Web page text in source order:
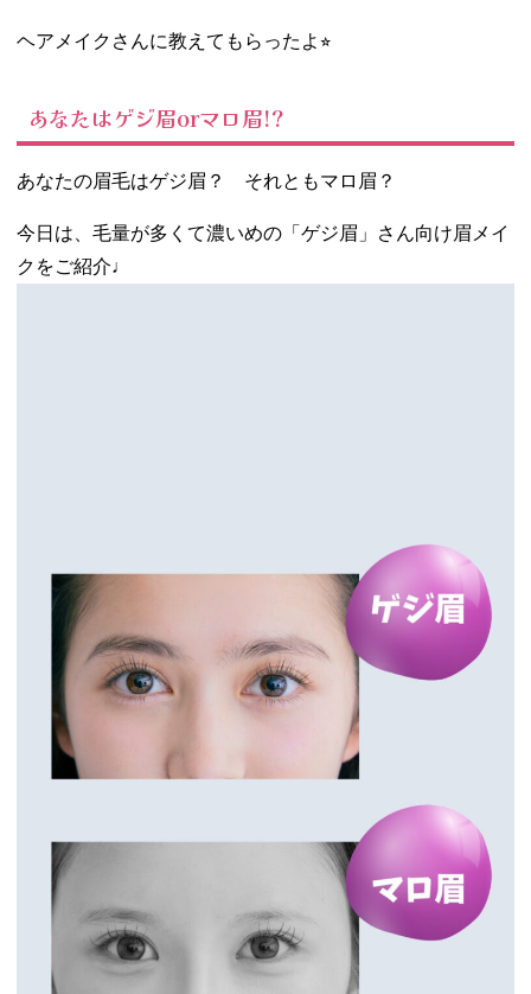
ヘアメイクさんに教えてもらったよ⭐︎
あなたはゲジ眉orマロ眉!?
あなたの眉毛はゲジ眉？ それともマロ眉？
今日は、毛量が多くて濃いめの「ゲジ眉」さん向け眉メイ
クをご紹介♩